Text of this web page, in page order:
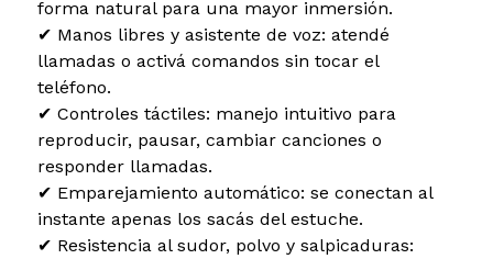
forma natural para una mayor inmersión.
✔ Manos libres y asistente de voz: atendé
llamadas o activá comandos sin tocar el
teléfono.
✔ Controles táctiles: manejo intuitivo para
reproducir, pausar, cambiar canciones o
responder llamadas.
✔ Emparejamiento automático: se conectan al
instante apenas los sacás del estuche.
✔ Resistencia al sudor, polvo y salpicaduras: